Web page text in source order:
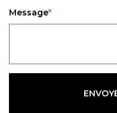
Message